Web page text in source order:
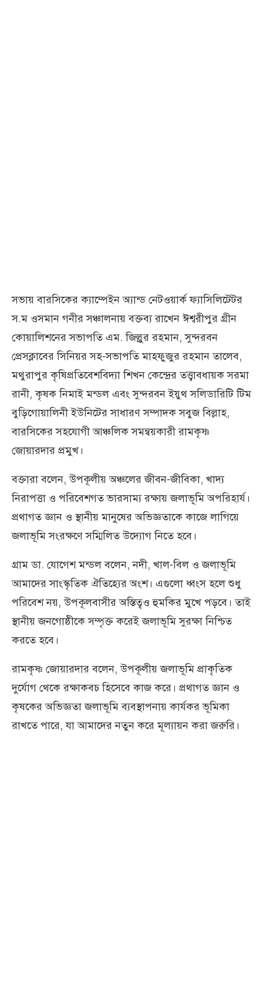
সভায় বারসিকের ক্যাম্পেইন অ্যান্ড নেটওয়ার্ক ফ্যাসিলিটেটর
স.ম ওসমান গনীর সঞ্চালনায় বক্তব্য রাখেন ঈশ্বরীপুর গ্রীন
কোয়ালিশনের সভাপতি এম. জিল্লুর রহমান, সুন্দরবন
প্রেসক্লাবের সিনিয়র সহ-সভাপতি মাহফুজুর রহমান তালেব,
মথুরাপুর কৃষিপ্রতিবেশবিদ্যা শিখন কেন্দ্রের তত্ত্বাবধায়ক সরমা
রানী, কৃষক নিমাই মন্ডল এবং সুন্দরবন ইয়ুথ সলিডারিটি টিম
বুড়িগোয়ালিনী ইউনিটের সাধারণ সম্পাদক সবুজ বিল্লাহ,
বারসিকের সহযোগী আঞ্চলিক সমন্বয়কারী রামকৃষ্ণ
জোয়ারদার প্রমুখ।
বক্তারা বলেন, উপকূলীয় অঞ্চলের জীবন-জীবিকা, খাদ্য
নিরাপত্তা ও পরিবেশগত ভারসাম্য রক্ষায় জলাভূমি অপরিহার্য।
প্রথাগত জ্ঞান ও স্থানীয় মানুষের অভিজ্ঞতাকে কাজে লাগিয়ে
জলাভূমি সংরক্ষণে সম্মিলিত উদ্যোগ নিতে হবে।
গ্রাম ডা. যোগেশ মন্ডল বলেন, নদী, খাল-বিল ও জলাভূমি
আমাদের সাংস্কৃতিক ঐতিহ্যের অংশ। এগুলো ধ্বংস হলে শুধু
পরিবেশ নয়, উপকূলবাসীর অস্তিত্বও হুমকির মুখে পড়বে। তাই
স্থানীয় জনগোষ্ঠীকে সম্পৃক্ত করেই জলাভূমি সুরক্ষা নিশ্চিত
করতে হবে।
রামকৃষ্ণ জোয়ারদার বলেন, উপকূলীয় জলাভূমি প্রাকৃতিক
দুর্যোগ থেকে রক্ষাকবচ হিসেবে কাজ করে। প্রথাগত জ্ঞান ও
কৃষকের অভিজ্ঞতা জলাভূমি ব্যবস্থাপনায় কার্যকর ভূমিকা
রাখতে পারে, যা আমাদের নতুন করে মূল্যায়ন করা জরুরি।